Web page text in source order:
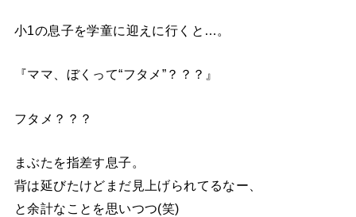
小1の息子を学童に迎えに行くと…。
『ママ、ぼくって“フタメ”？？？』
フタメ？？？
まぶたを指差す息子。
背は延びたけどまだ見上げられてるなー、
と余計なことを思いつつ(笑)